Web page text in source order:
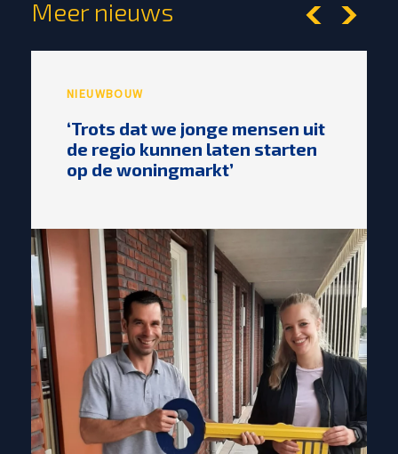
Meer nieuws
NIEUWBOUW
‘Trots dat we jonge mensen uit
de regio kunnen laten starten
op de woningmarkt’